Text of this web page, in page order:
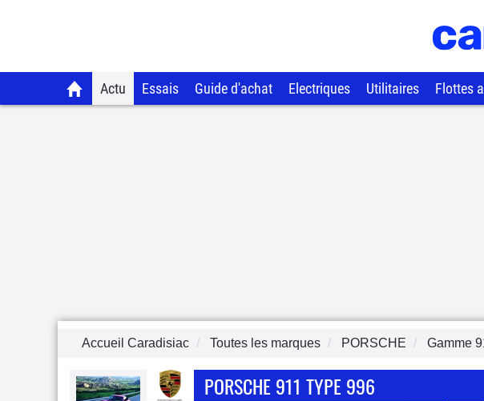
Actu Essais Guide d'achat Electriques Utilitaires Flottes
Accueil Caradisiac Toutes les marques PORSCHE Gamme
PORSCHE 911 TYPE 996